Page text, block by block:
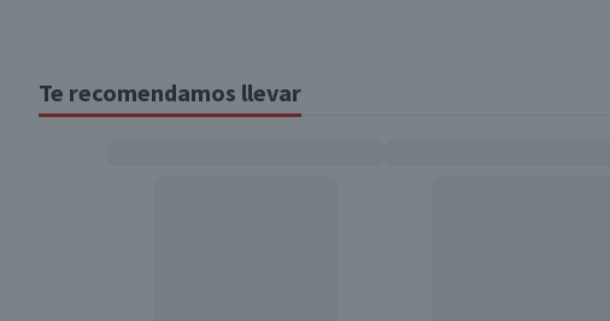
Te recomendamos llevar